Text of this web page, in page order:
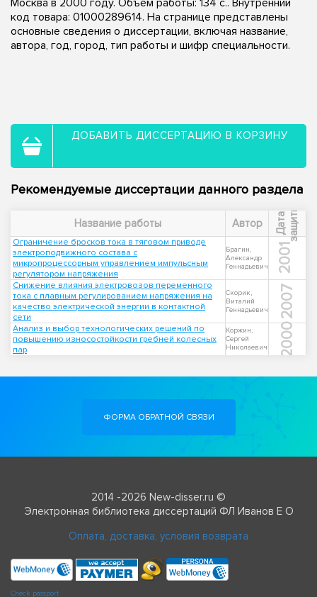
код товара: 01000289614. На странице представлены
основные сведения о диссертации, включая название,
автора, год, город, тип работы и шифр специальности.
ДОБАВИТЬ ДИССЕРТАЦИЮ В КОРЗИНУ
Рекомендуемые диссертации данного раздела
Название работы Автор Д
а
т
а
з
а
щ
и
т ы
Ограничение бросков тока в тяговом приводе
электроподвижного состава с
микропроцессорным управлением импульсным
регулятором напряжения
Брагин,
Александр
Геннадьевич
2001
Снижение влияния электровозов переменного
тока с плавным регулированием напряжения на
качество электрической энергии в контактной
сети
Скорик,
Виталий
Геннадьевич
2007
Анализ и выбор технологических решений по
повышению износостойкости гребней колесных
пар
Коржин,
Сергей
Николаевич
2000
ФОРМА ОБРАТНОЙ СВЯЗИ
2014 -2026 New-disser.ru ©
Электронная библиотека диссертаций ФЛ Иванов Е О
Оплата, доставка, условия возврата
Check passport